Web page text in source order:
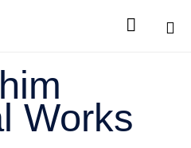

Works